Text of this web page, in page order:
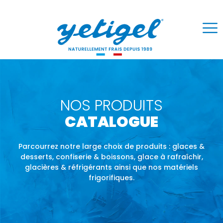
NOS PRODUITS
CATALOGUE
Parcourrez notre large choix de produits : glaces &
desserts, confiserie & boissons, glace à rafraîchir,
glacières & réfrigérants ainsi que nos matériels
frigorifiques.